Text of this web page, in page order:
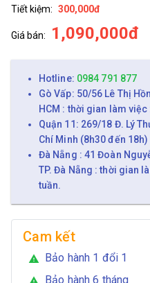
Tiết kiệm: 300,000đ
Giá bán: 1,090,000đ
Hotline: 0984 791 877
Gò Vấp: 50/56 Lê Thị
HCM : thời gian làm
Quận 11: 269/18 Đ. Lý
Chí Minh (8h30 đến 18h)
Đà Nẵng : 41 Đoàn
TP. Đà Nẵng : thời gian
tuần.
Cam kết
warning Bảo hành 1 đổi 1
Bảo hành 6 tháng